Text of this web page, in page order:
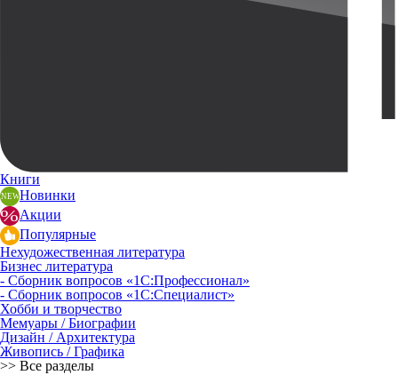
Книги
Новинки
Акции
Популярные
Нехудожественная литература
Бизнес литература
- Сборник вопросов «1С:Профессионал»
- Сборник вопросов «1С:Специалист»
Хобби и творчество
Мемуары / Биографии
Дизайн / Архитектура
Живопись / Графика
>> Все разделы